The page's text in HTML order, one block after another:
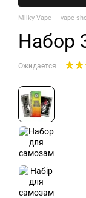
Milky Vape — vape
Набор
Ожидается